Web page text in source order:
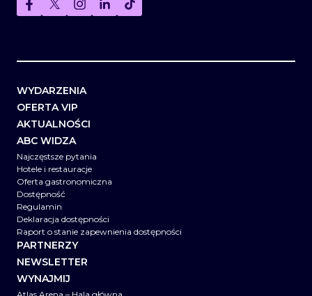
WYDARZENIA
OFERTA VIP
AKTUALNOŚCI
ABC WIDZA
Najczęstsze pytania
Hotele i restauracje
Oferta gastronomiczna
Dostępność
Regulamin
Deklaracja dostępności
Raport o stanie zapewnienia dostępności
PARTNERZY
NEWSLETTER
WYNAJMIJ